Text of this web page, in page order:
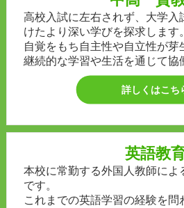
高校入試に左右されず、大学入
けたより深い学びを探求します
自覚をもち自主性や自立性が芽
継続的な学習や生活を通じて協
詳しくはこち
英語教
本校に常勤する外国人教師によ
です。
これまでの英語学習の経験を問